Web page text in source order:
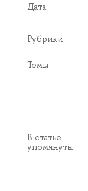
Дата
Рубрики
Темы
В статье
упомянуты